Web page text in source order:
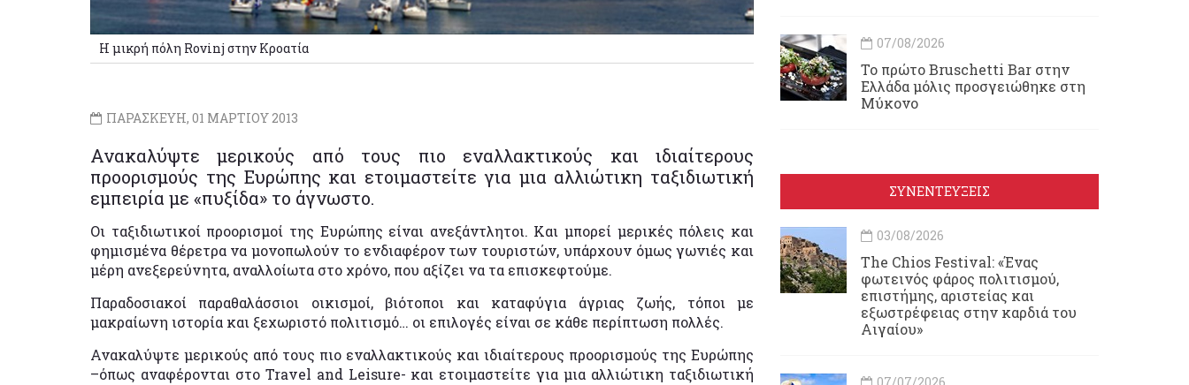
Η μικρή πόλη Rovinj στην Κροατία
ΠΑΡΑΣΚΕΥΗ, 01 ΜΑΡΤΙΟΥ 2013
Ανακαλύψτε μερικούς από τους πιο εναλλακτικούς και ιδιαίτερους
προορισμούς της Ευρώπης και ετοιμαστείτε για μια αλλιώτικη ταξιδιωτική
εμπειρία με «πυξίδα» το άγνωστο.
Οι ταξιδιωτικοί προορισμοί της Ευρώπης είναι ανεξάντλητοι. Kαι μπορεί μερικές πόλεις και
φημισμένα θέρετρα να μονοπωλούν το ενδιαφέρον των τουριστών, υπάρχουν όμως γωνιές και
μέρη ανεξερεύνητα, αναλλοίωτα στο χρόνο, που αξίζει να τα επισκεφτούμε.
Παραδοσιακοί παραθαλάσσιοι οικισμοί, βιότοποι και καταφύγια άγριας ζωής, τόποι με
μακραίωνη ιστορία και ξεχωριστό πολιτισμό… οι επιλογές είναι σε κάθε περίπτωση πολλές.
Ανακαλύψτε μερικούς από τους πιο εναλλακτικούς και ιδιαίτερους προορισμούς της Ευρώπης
–όπως αναφέρονται στο Travel and Leisure- και ετοιμαστείτε για μια αλλιώτικη ταξιδιωτική
07/08/2026
Το πρώτο Bruschetti Bar στην
Ελλάδα μόλις προσγειώθηκε στη
Μύκονο
ΣΥΝΕΝΤΕΥΞΕΙΣ
03/08/2026
Τhe Chios Festival: «Ένας
φωτεινός φάρος πολιτισμού,
επιστήμης, αριστείας και
εξωστρέφειας στην καρδιά του
Αιγαίου»